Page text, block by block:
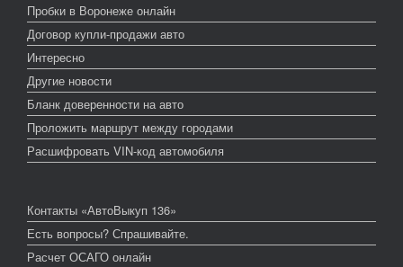
Пробки в Воронеже онлайн
Договор купли-продажи авто
Интересно
Другие новости
Бланк доверенности на авто
Проложить маршрут между городами
Расшифровать VIN-код автомобиля
Контакты «АвтоВыкуп 136»
Есть вопросы? Спрашивайте.
Расчет ОСАГО онлайн